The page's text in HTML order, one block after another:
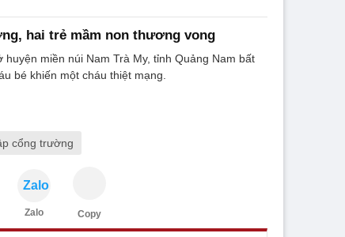
hai trẻ mầm non thương vong
miền núi Nam Trà My, tỉnh Quảng Nam bất
bé khiến một cháu thiệt mạng.
cổng trường
Zalo
Zalo Copy